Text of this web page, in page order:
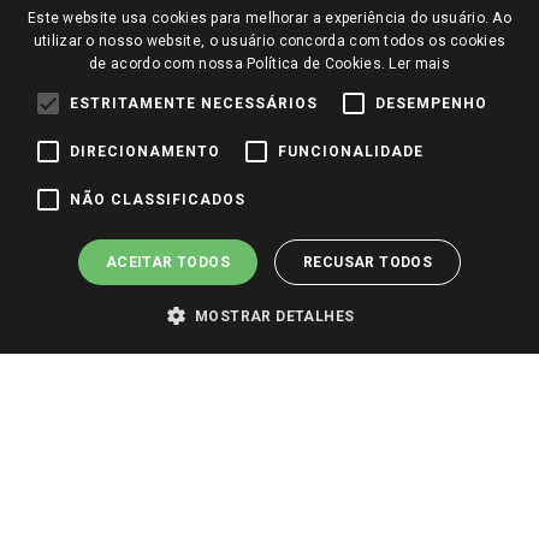
Notícias
Perguntas frequentes
Identidade Visual
Redes Sociais
Pagamento e Segurança
Este website usa cookies para melhorar a experiência do usuário. Ao
utilizar o nosso website, o usuário concorda com todos os cookies
de acordo com nossa Política de Cookies. Ler mais
ESTRITAMENTE NECESSÁRIOS DESEMPENHO
DIRECIONAMENTO FUNCIONALIDADE
NÃO CLASSIFICADOS
ACEITAR TODOS RECUSAR TODOS
MOSTRAR DETALHES